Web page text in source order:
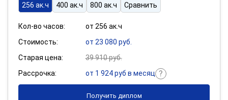
256 ак.ч 400 ак.ч 800 ак.ч Сравнить
Кол-во часов:
от 256 ак.ч
Стоимость:
от 23 080 руб.
Старая цена:
39 910 руб.
Рассрочка:
от 1 924 руб в месяц
Получить диплом